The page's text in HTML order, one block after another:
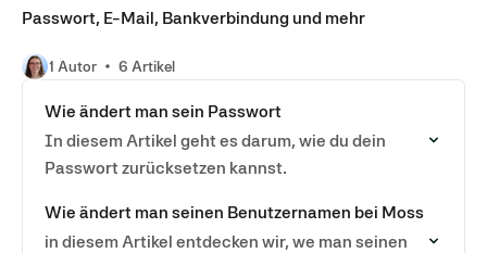
Passwort, E-Mail, Bankverbindung und mehr
1 Autor 6 Artikel
Wie ändert man sein Passwort
In diesem Artikel geht es darum, wie du dein
Passwort zurücksetzen kannst.
Wie ändert man seinen Benutzernamen bei Moss
in diesem Artikel entdecken wir, we man seinen